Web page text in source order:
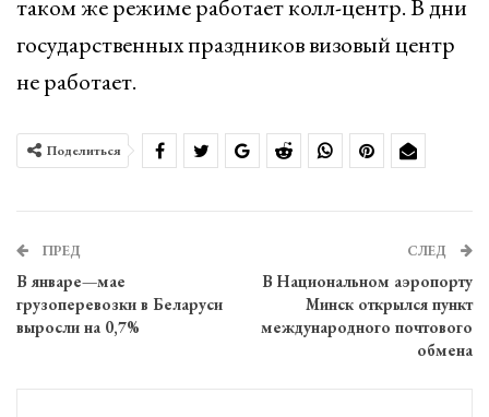
таком же режиме работает колл-центр. В дни
государственных праздников визовый центр
не работает.
Поделиться
ПРЕД
В январе—мае
грузоперевозки в Беларуси
выросли на 0,7%
СЛЕД
В Национальном аэропорту
Минск открылся пункт
международного почтового
обмена